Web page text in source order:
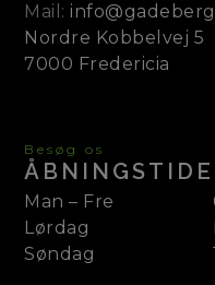
Mail:
Nordre Kobbelvej 5
7000 Fredericia
Besøg os
Man – Fre
Lørdag
Søndag